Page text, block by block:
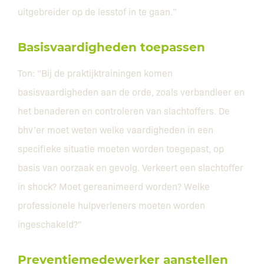
uitgebreider op de lesstof in te gaan.”
Basisvaardigheden toepassen
Ton: “Bij de praktijktrainingen komen
basisvaardigheden aan de orde, zoals verbandleer en
het benaderen en controleren van slachtoffers. De
bhv’er moet weten welke vaardigheden in een
specifieke situatie moeten worden toegepast, op
basis van oorzaak en gevolg. Verkeert een slachtoffer
in shock? Moet gereanimeerd worden? Welke
professionele hulpverleners moeten worden
ingeschakeld?”
Preventiemedewerker aanstellen